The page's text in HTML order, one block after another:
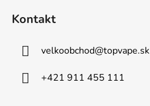
Kontakt
velkoobchod@topvape.sk
+421 911 455 111